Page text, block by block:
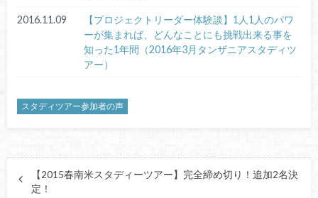
2016.11.09
【プロジェクトリーダー体験談】1人1人のパワ
ーが集まれば、どんなことにも挑戦出来る事を
知った1年間（2016年3月タンザニアスタディツ
アー）
スタディツアー参加者の声
【2015春南米スタディーツアー】完全締め切り！追加2名決
定！